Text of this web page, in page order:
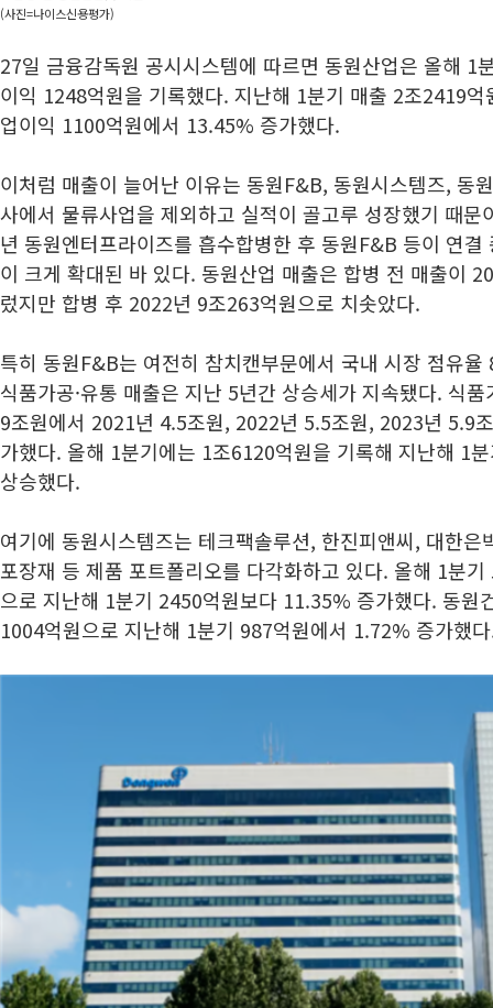
(사진=나이스신용평가)
27일 금융감독원 공시시스템에 따르면 동원산업은 올해 1
이익 1248억원을 기록했다. 지난해 1분기 매출 2조2419
업이익 1100억원에서 13.45% 증가했다.
이처럼 매출이 늘어난 이유는 동원F&B, 동원시스템즈, 동
사에서 물류사업을 제외하고 실적이 골고루 성장했기 때
년 동원엔터프라이즈를 흡수합병한 후 동원F&B 등이 연
이 크게 확대된 바 있다. 동원산업 매출은 합병 전 매출이
렀지만 합병 후 2022년 9조263억원으로 치솟았다.
특히 동원F&B는 여전히 참치캔부문에서 국내 시장 점유
식품가공·유통 매출은 지난 5년간 상승세가 지속됐다. 식
9조원에서 2021년 4.5조원, 2022년 5.5조원, 2023년 5.9
가했다. 올해 1분기에는 1조6120억원을 기록해 지난해 1
상승했다.
여기에 동원시스템즈는 테크팩솔루션, 한진피앤씨, 대한
포장재 등 제품 포트폴리오를 다각화하고 있다. 올해 1분
으로 지난해 1분기 2450억원보다 11.35% 증가했다. 동원
1004억원으로 지난해 1분기 987억원에서 1.72% 증가했